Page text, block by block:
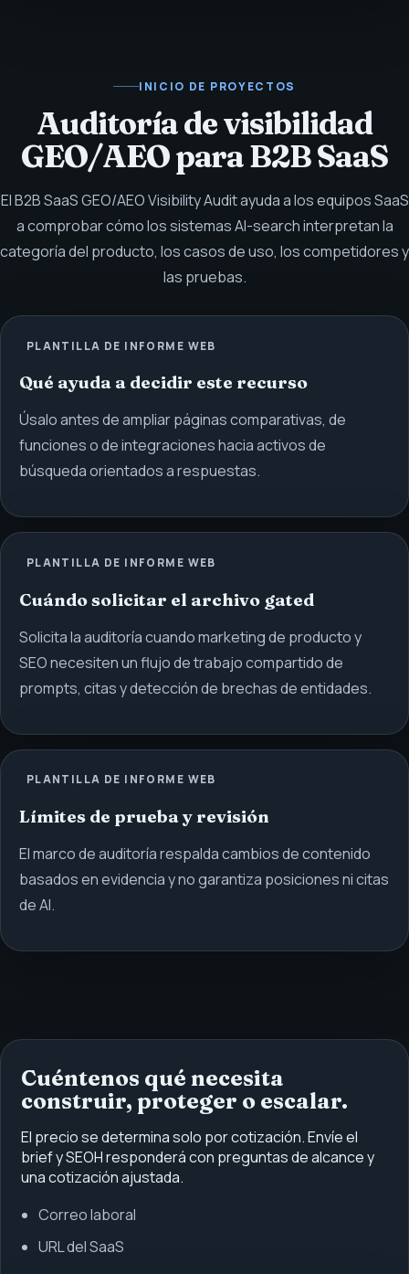
INICIO DE PROYECTOS
Auditoría de visibilidad
GEO/AEO para B2B SaaS
El B2B SaaS GEO/AEO Visibility Audit ayuda a los equipos SaaS
a comprobar cómo los sistemas AI-search interpretan la
categoría del producto, los casos de uso, los competidores y
las pruebas.
PLANTILLA DE INFORME WEB
Qué ayuda a decidir este recurso
Úsalo antes de ampliar páginas comparativas, de
funciones o de integraciones hacia activos de
búsqueda orientados a respuestas.
PLANTILLA DE INFORME WEB
Cuándo solicitar el archivo gated
Solicita la auditoría cuando marketing de producto y
SEO necesiten un flujo de trabajo compartido de
prompts, citas y detección de brechas de entidades.
PLANTILLA DE INFORME WEB
Límites de prueba y revisión
El marco de auditoría respalda cambios de contenido
basados en evidencia y no garantiza posiciones ni citas
de AI.
Cuéntenos qué necesita
construir, proteger o escalar.
El precio se determina solo por cotización. Envíe el
brief y SEOH responderá con preguntas de alcance y
una cotización ajustada.
Correo laboral
URL del SaaS